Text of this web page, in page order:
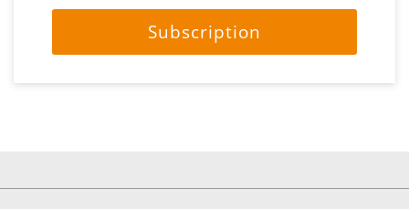
Subscription